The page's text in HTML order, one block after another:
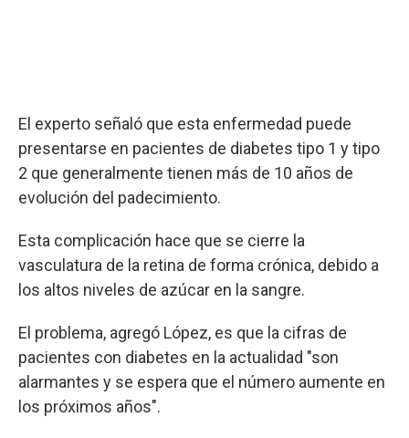
El experto señaló que esta enfermedad puede
presentarse en pacientes de diabetes tipo 1 y tipo
2 que generalmente tienen más de 10 años de
evolución del padecimiento.
Esta complicación hace que se cierre la
vasculatura de la retina de forma crónica, debido a
los altos niveles de azúcar en la sangre.
El problema, agregó López, es que la cifras de
pacientes con diabetes en la actualidad "son
alarmantes y se espera que el número aumente en
los próximos años".